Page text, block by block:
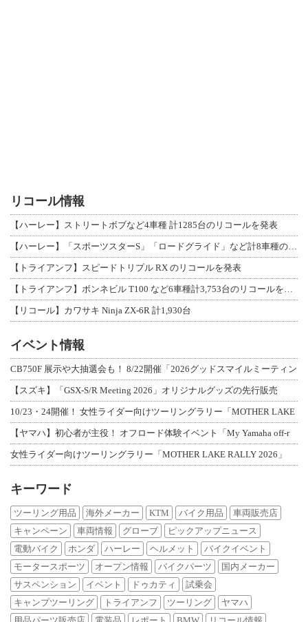
リコール情報
【ハーレー】ストリートボブなど4車種 計1285台のリコールを発表
【トライアンフ】スピードトリプル RX のリコールを発表
【リコール】カワサキ Ninja ZX-6R 計1,930台
イベント情報
CB750F 展示や大抽選会も！ 8/22開催「2026グッドスマイルミーティン
【スズキ】「GSX-S/R Meeting 2026」オリジナルグッズの先行販売
10/23・24開催！ 女性ライダー向けツーリングラリー「MOTHER LAKE
【ヤマハ】初心者が主役！ オフロード体験イベント「My Yamaha off-r
女性ライダー向けツーリングラリー「MOTHER LAKE RALLY 2026」
キーワード
ツーリング用品 海外メーカー KTM バイク用品
車両販売店
キャンペーン
車両情報 グローブ
ピックアップニュース
電動バイク
ホンダ ハーレー ヘルメット
バイクイベント
モータースポーツ
オープン情報 バイクパーツ
国内メーカー
サスペンション
イベント ドゥカティ
試乗会
キャンプツーリング
トライアンフ ツーリング
ヤマハ